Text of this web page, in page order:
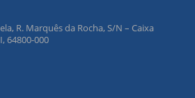
R. Marquês da Rocha, S/N – Caixa
64800-000